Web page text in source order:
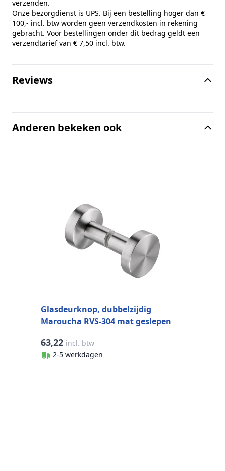
verzenden.
Onze bezorgdienst is UPS. Bij een bestelling hoger dan €
100,- incl. btw worden geen verzendkosten in rekening
gebracht. Voor bestellingen onder dit bedrag geldt een
verzendtarief van € 7,50 incl. btw.
Reviews
Anderen bekeken ook
Glasdeurknop, dubbelzijdig
Maroucha RVS-304 mat geslepen
63,22 incl. btw
2-5 werkdagen